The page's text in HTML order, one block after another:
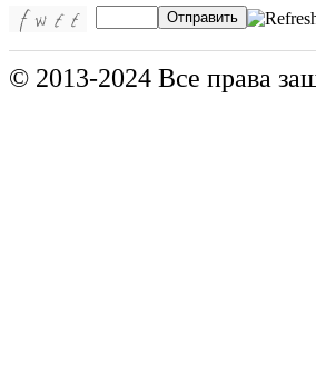
Отправить
© 2013-2024 Все права